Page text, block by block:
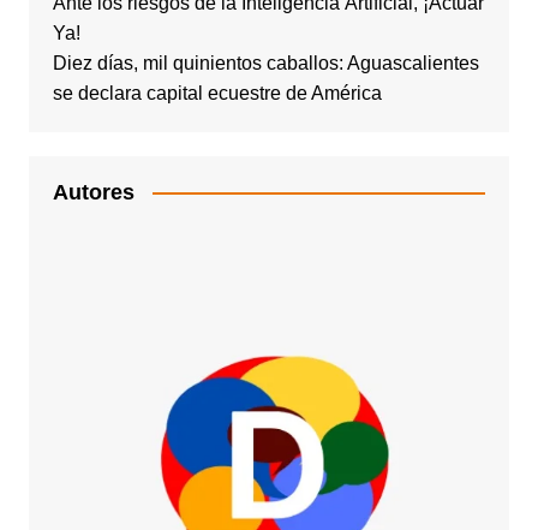
Ya!
Diez días, mil quinientos caballos: Aguascalientes
se declara capital ecuestre de América
Autores